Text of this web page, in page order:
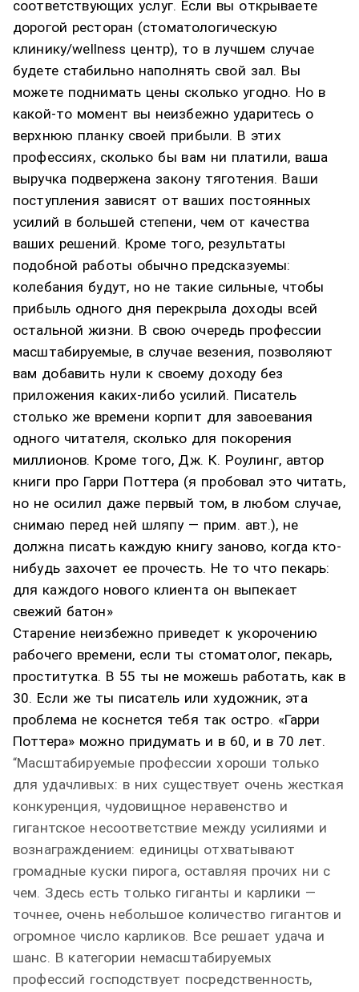
соответствующих услуг. Если вы открываете
дорогой ресторан (стоматологическую
клинику/wellness центр), то в лучшем случае
будете стабильно наполнять свой зал. Вы
можете поднимать цены сколько угодно. Но в
какой-то момент вы неизбежно ударитесь о
верхнюю планку своей прибыли. В этих
профессиях, сколько бы вам ни платили, ваша
выручка подвержена закону тяготения. Ваши
поступления зависят от ваших постоянных
усилий в большей степени, чем от качества
ваших решений. Кроме того, результаты
подобной работы обычно предсказуемы:
колебания будут, но не такие сильные, чтобы
прибыль одного дня перекрыла доходы всей
остальной жизни. В свою очередь профессии
масштабируемые, в случае везения, позволяют
вам добавить нули к своему доходу без
приложения каких-либо усилий. Писатель
столько же времени корпит для завоевания
одного читателя, сколько для покорения
миллионов. Кроме того, Дж. К. Роулинг, автор
книги про Гарри Поттера (я пробовал это читать,
но не осилил даже первый том, в любом случае,
снимаю перед ней шляпу — прим. авт.), не
должна писать каждую книгу заново, когда кто-
нибудь захочет ее прочесть. Не то что пекарь:
для каждого нового клиента он выпекает
свежий батон»
Старение неизбежно приведет к укорочению
рабочего времени, если ты стоматолог, пекарь,
проститутка. В 55 ты не можешь работать, как в
30. Если же ты писатель или художник, эта
проблема не коснется тебя так остро. «Гарри
Поттера» можно придумать и в 60, и в 70 лет.
“Масштабируемые профессии хороши только
для удачливых: в них существует очень жесткая
конкуренция, чудовищное неравенство и
гигантское несоответствие между усилиями и
вознаграждением: единицы отхватывают
громадные куски пирога, оставляя прочих ни с
чем. Здесь есть только гиганты и карлики —
точнее, очень небольшое количество гигантов и
огромное число карликов. Все решает удача и
шанс. В категории немасштабируемых
профессий господствует посредственность,